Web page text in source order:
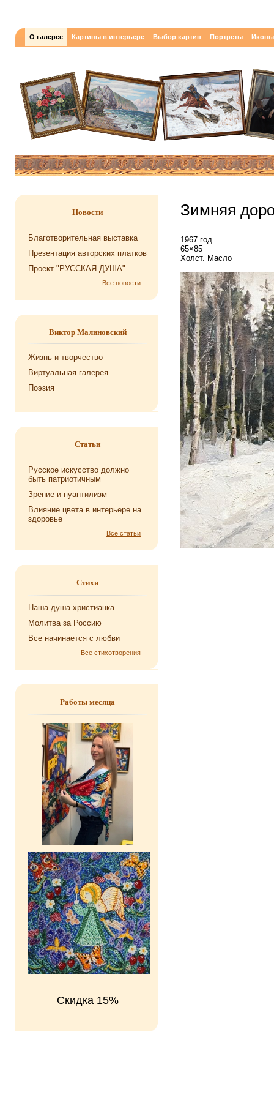
О галерее Картины в интерьере Выбор картин Портреты Иконы
Новости
Благотворительная выставка
Презентация авторских платков
Проект "РУССКАЯ ДУША"
Все новости
Виктор Малиновский
Жизнь и творчество
Виртуальная галерея
Поэзия
Статьи
Русское искусство должно
быть патриотичным
Зрение и пуантилизм
Влияние цвета в интерьере на
здоровье
Все статьи
Стихи
Наша душа хри­сти­ан­ка
Мо­лит­ва за Рос­сию
Все на­чи­на­ет­ся с любви
Все стихотворения
Работы месяца
Скидка 15%
Зимняя
1967 год
65×85
Холст. Масло